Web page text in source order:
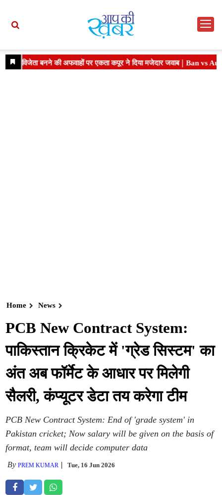
Home News
PCB New Contract System:
पाकिस्तान क्रिकेट में 'ग्रेड सिस्टम' का
अंत अब फॉर्मेट के आधार पर मिलेगी
सैलरी, कंप्यूटर डेटा तय करेगा टीम
PCB New Contract System: End of 'grade system' in
Pakistan cricket; Now salary will be given on the basis of
format, team will decide computer data
ByPREM KUMAR Tue, 16 Jun 2026